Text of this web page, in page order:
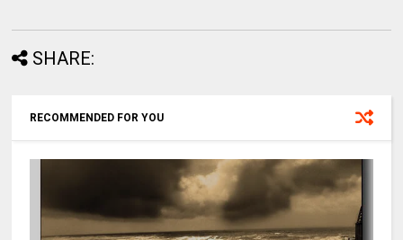
SHARE:
RECOMMENDED FOR YOU